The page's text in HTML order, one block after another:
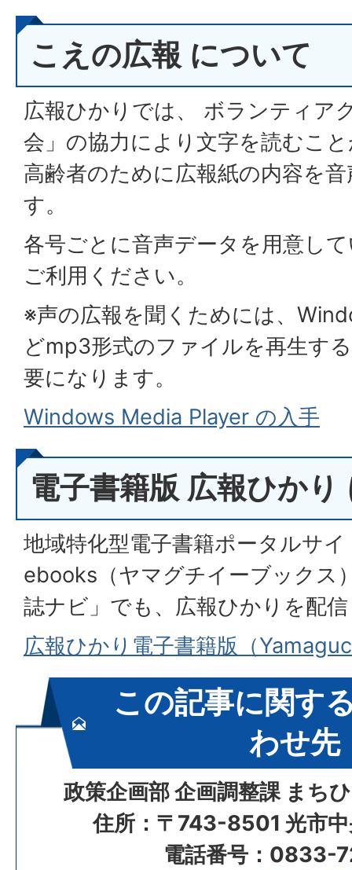
こえの広報 について
広報ひかりでは、 ボランティア
会」の協力により文字を読むこ
高齢者のために広報紙の内容を
す。
各号ごとに音声データを用意し
ご利用ください。
※声の広報を聞くためには、
どmp3形式のファイルを再生す
要になります。
Windows Media Player の入手
電子書籍版 広報ひかり
地域特化型電子書籍ポータルサ
ebooks（ヤマグチイーブックス
誌ナビ」でも、広報ひかりを配
広報ひかり電子書籍版（
この記事に関す
わせ先
政策企画部 企画調整課 まち
住所：〒743-8501 光市中
電話番号：0833-